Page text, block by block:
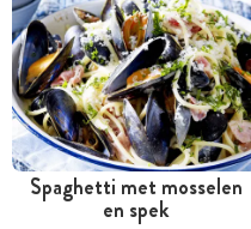
Tussen 30 minuten en 1
Spaghetti met mosselen
en spek